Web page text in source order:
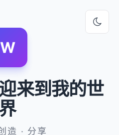
W
来到我的世
造 · 分享